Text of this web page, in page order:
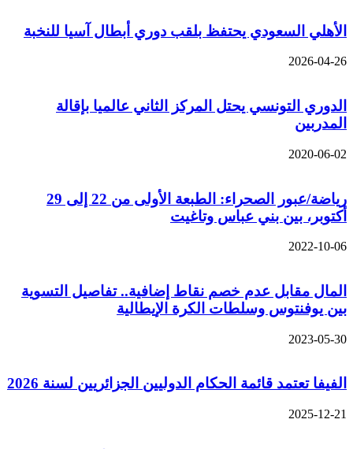
الأهلي السعودي يحتفظ بلقب دوري أبطال آسيا للنخبة
2026-04-26
الدوري التونسي يحتل المركز الثاني عالميا بإقالة
المدربين
2020-06-02
رياضة/عبور الصحراء: الطبعة الأولى من 22 إلى 29
أكتوبر، بين بني عباس وتاغيت
2022-10-06
المال مقابل عدم خصم نقاط إضافية.. تفاصيل التسوية
بين يوفنتوس وسلطات الكرة الإيطالية
2023-05-30
الفيفا تعتمد قائمة الحكام الدوليين الجزائريين لسنة 2026
2025-12-21